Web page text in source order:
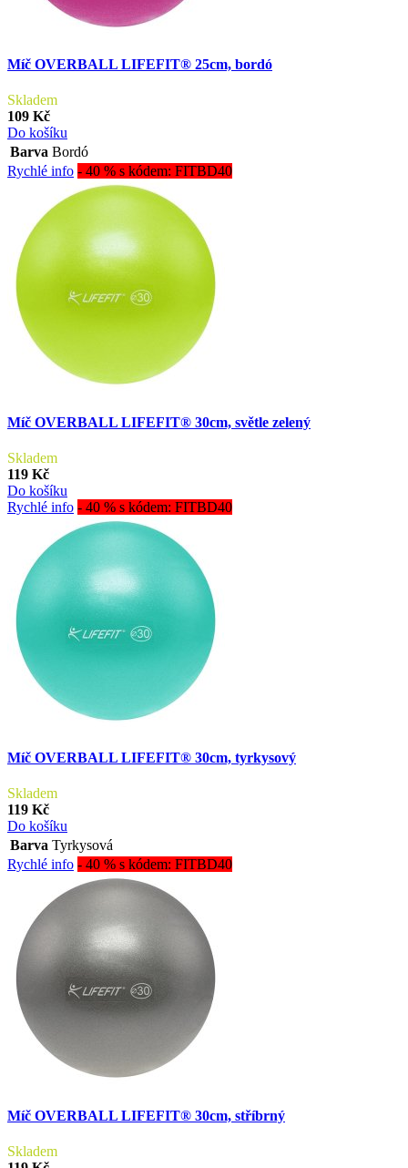
Míč OVERBALL LIFEFIT® 25cm, bordó
Skladem
109 Kč
Do košíku
Barva Bordó
Rychlé info - 40 % s kódem: FITBD40
Míč OVERBALL LIFEFIT® 30cm, světle zelený
Skladem
119 Kč
Do košíku
Rychlé info - 40 % s kódem: FITBD40
Míč OVERBALL LIFEFIT® 30cm, tyrkysový
Skladem
119 Kč
Do košíku
Barva Tyrkysová
Rychlé info - 40 % s kódem: FITBD40
Míč OVERBALL LIFEFIT® 30cm, stříbrný
Skladem